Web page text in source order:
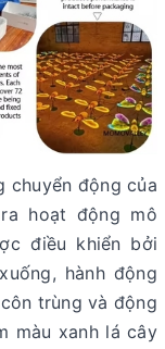
chuyển động của
hoạt động mô
điều khiển bởi
hành động
trùng và động
màu xanh lá cây